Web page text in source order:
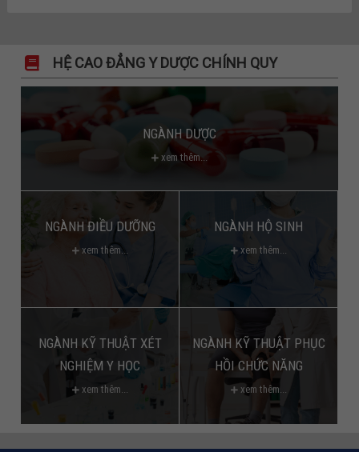
HỆ CAO ĐẲNG Y DƯỢC CHÍNH QUY
NGÀNH DƯỢC
xem thêm...
NGÀNH ĐIỀU DƯỠNG
xem thêm...
NGÀNH HỘ SINH
xem thêm...
NGÀNH KỸ THUẬT XÉT
NGHIỆM Y HỌC
xem thêm...
NGÀNH KỸ THUẬT PHỤC
HỒI CHỨC NĂNG
xem thêm...